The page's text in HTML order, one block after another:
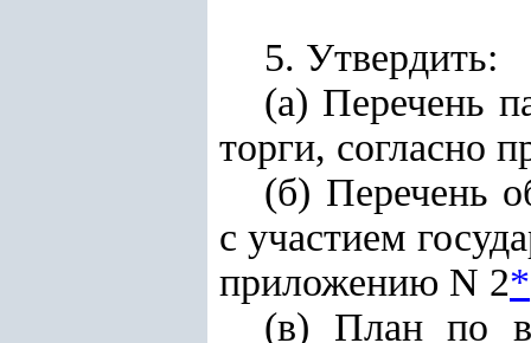
5. Утвердить:
(а) Перечень
торги, согласно
(б) Перечень
с участием
приложению N 2*
(в) План по